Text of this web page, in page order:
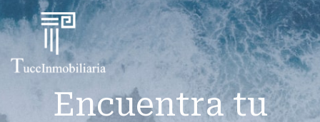
Encuentra tu